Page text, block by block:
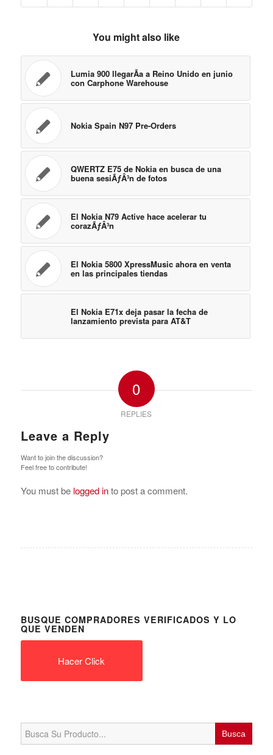
You might also like
Lumia 900 llegarÃ­a a Reino Unido en junio
con Carphone Warehouse
Nokia Spain N97 Pre-Orders
QWERTZ E75 de Nokia en busca de una
buena sesiÃƒÂ³n de fotos
El Nokia N79 Active hace acelerar tu
corazÃƒÂ³n
El Nokia 5800 XpressMusic ahora en venta
en las principales tiendas
El Nokia E71x deja pasar la fecha de
lanzamiento prevista para AT&T
0
REPLIES
Leave a Reply
Want to join the discussion?
Feel free to contribute!
You must be logged into post a comment.
BUSQUE COMPRADORES VERIFICADOS Y LO
QUE VENDEN
Hacer Click
Search
for: